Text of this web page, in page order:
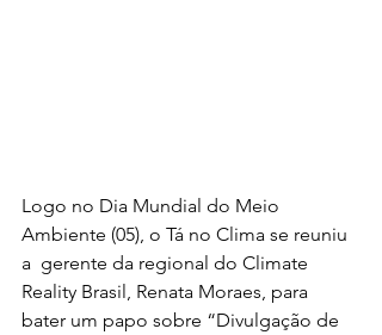
Logo no Dia Mundial do Meio
Ambiente (05), o Tá no Clima se reuniu
a  gerente da regional do Climate
Reality Brasil, Renata Moraes, para
bater um papo sobre “Divulgação de